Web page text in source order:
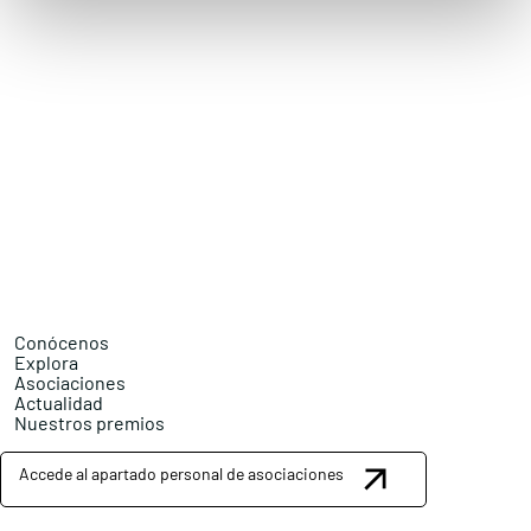
Conócenos
Explora
Asociaciones
Actualidad
Nuestros premios
Accede al apartado personal de asociaciones